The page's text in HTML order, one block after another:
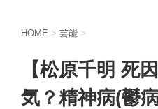
HOME > 芸能 >
【松原千明 死
気？精神病(鬱